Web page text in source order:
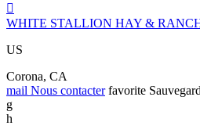

WHITE STALLION HAY &
US
Corona, CA
mail Nous contacter favorite
g
h